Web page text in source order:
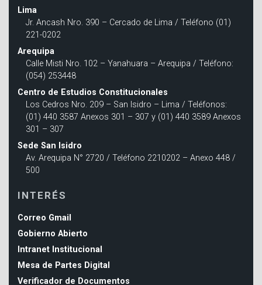
Lima
Jr. Ancash Nro. 390 – Cercado de Lima / Teléfono (01)
221-0202
Arequipa
Calle Misti Nro. 102 – Yanahuara – Arequipa / Teléfono:
(054) 253448
Centro de Estudios Constitucionales
Los Cedros Nro. 209 – San Isidro – Lima / Teléfonos:
(01) 440 3587 Anexos 301 – 307 y (01) 440 3589 Anexos
301 – 307
Sede San Isidro
Av. Arequipa N° 2720 / Teléfono 2210202 – Anexo 448 /
500
INTERÉS
Correo Gmail
Gobierno Abierto
Intranet Institucional
Mesa de Partes Digital
Verificador de Documentos